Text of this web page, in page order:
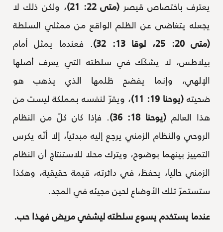
يعترف باختصاص قيصر (متى 22: 21)
، ولكن ذلك لا
يجعله يتغاضى عن الظلم الواقع من ممثلي السلطة
(متى 20: 25، لوقا 13: 32)
. فعندما يمثل أمام
بيلاطس، لا يشكّك في سلطته التي يعرف أصلها
الإلهي، وإنما يفضح ظلمها الذي يذهب هو
ضحيته(يوحنا 19: 11)
، ويقرّ لنفسه بمملكة ليست من
هذا العالم (يوحنا 18: 36)
. فإذا كان كلّ من النظام
الروحي والنظام الزمني يرجع إليه مبدئياً، إلا أنّه يكرس
التمييز بينهما بوضوح، ويترك محلا للاستنتاج أن النظام
الزمني حالياً، يحفظ، في دائرته، قيمة حقيقية، وهكذا
ستستمرّ تلك الأوضاع لحين مجيئه في المجد.
عندما يستخدم يسوع سلطته ليشفي مريض فهذا حب.